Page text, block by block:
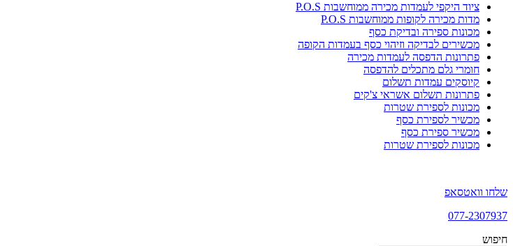
ציוד היקפי לעמדות מכירה ממוחשבות P.O.S
מדות מכירה לקופות ממוחשבות P.O.S
מכונות ספירה ובדיקת כסף
מכשירים לבדיקה וזיהוי כסף בעמדות הקופה
פתרונות הדפסה לעמדות מכירה
חומרי גלם מתכלים להדפסה
קיוסקים עמדות תשלום
פתרונות תשלום אשראי צ'קים
מכונות לספירת שטרות
מכשיר לספירת כסף
מכשיר ספירת כסף
מכונות לספירת שטרות
שלחו וואטסאפ
077-2307937
חיפוש